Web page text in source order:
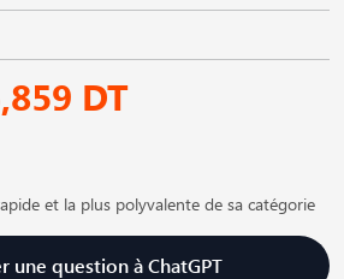
DT
et la plus polyvalente de sa catégorie
une question à ChatGPT